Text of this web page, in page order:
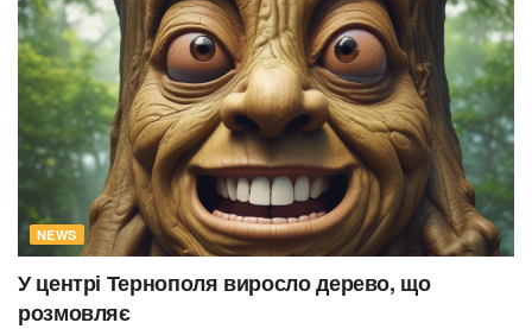
NEWS
У центрі Тернополя виросло дерево, що
розмовляє